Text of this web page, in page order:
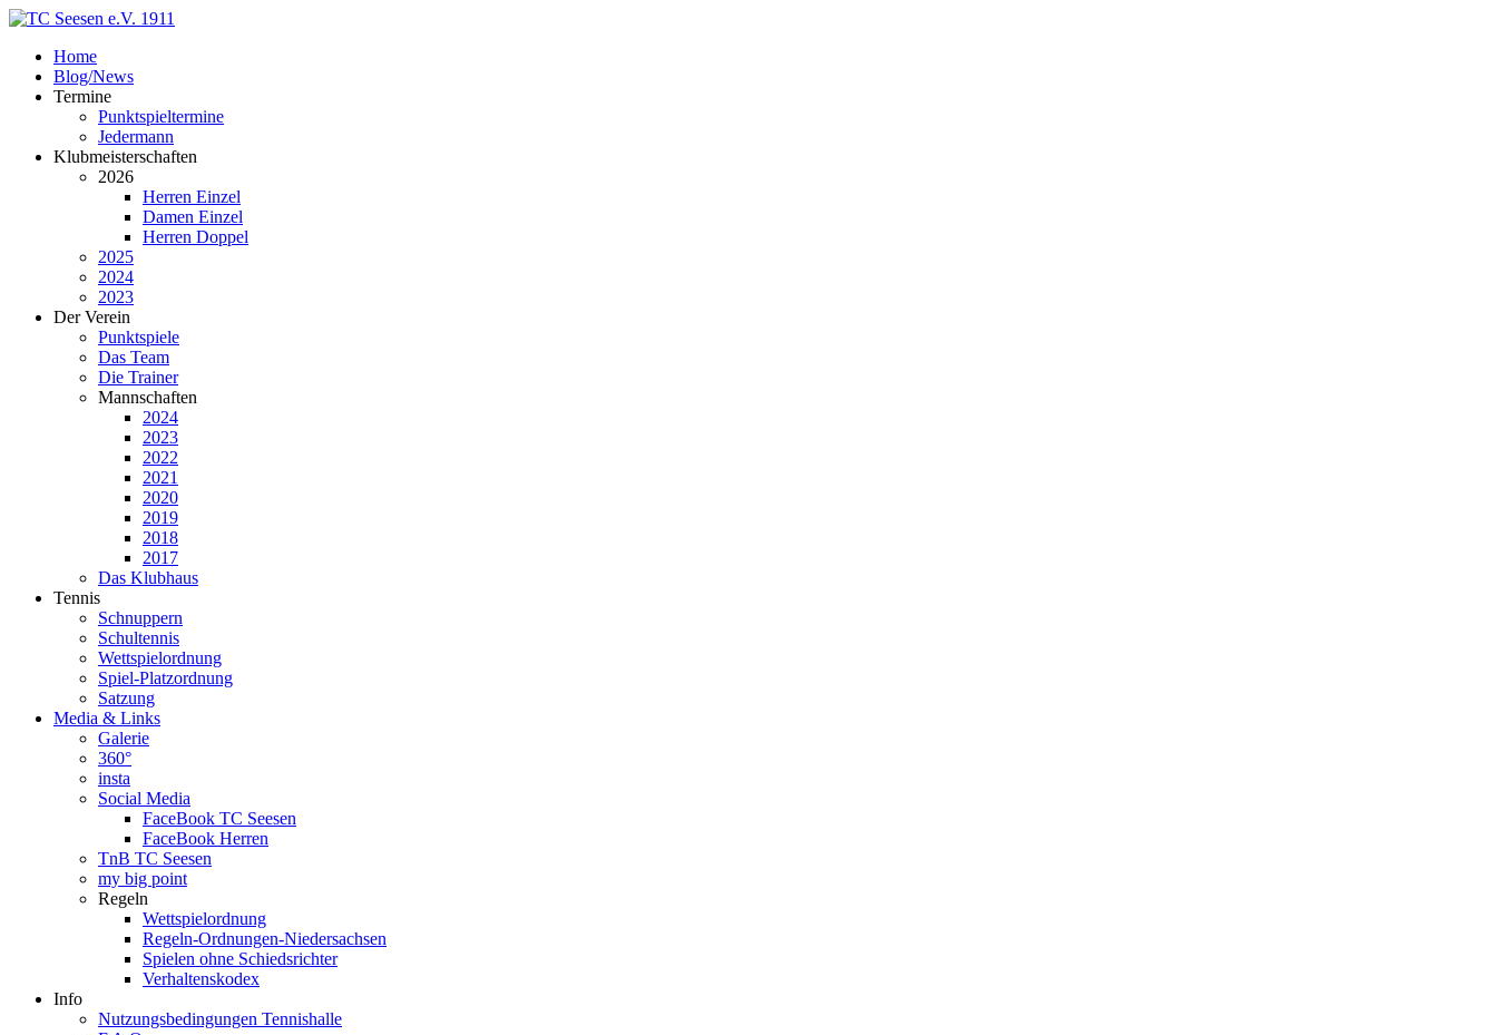
Home
Blog/News
Termine
Punktspieltermine
Jedermann
Klubmeisterschaften
2026
Herren Einzel
Damen Einzel
Herren Doppel
2025
2024
2023
Der Verein
Punktspiele
Das Team
Die Trainer
Mannschaften
2024
2023
2022
2021
2020
2019
2018
2017
Das Klubhaus
Tennis
Schnuppern
Schultennis
Wettspielordnung
Spiel-Platzordnung
Satzung
Media & Links
Galerie
360°
insta
Social Media
FaceBook TC Seesen
FaceBook Herren
TnB TC Seesen
my big point
Regeln
Wettspielordnung
Regeln-Ordnungen-Niedersachsen
Spielen ohne Schiedsrichter
Verhaltenskodex
Info
Nutzungsbedingungen Tennishalle